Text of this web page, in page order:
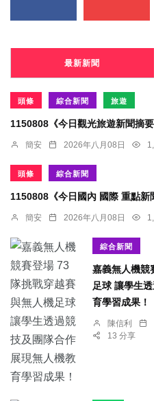
最新新聞
頭條 綜合新聞 旅遊
1150808《今日觀光旅遊新聞摘要
簡安 2026年八月08日
頭條 綜合新聞
1150808《今日國內 國際 重點新
簡安 2026年八月08日
綜合新聞
嘉義無人機競
足球 讓學生
育學習成果！
陳信利
13 分享